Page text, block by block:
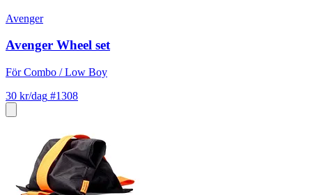
Avenger
Avenger Wheel set
För Combo / Low Boy
30 kr/dag #1308